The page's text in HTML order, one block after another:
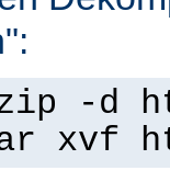
-d
xvf